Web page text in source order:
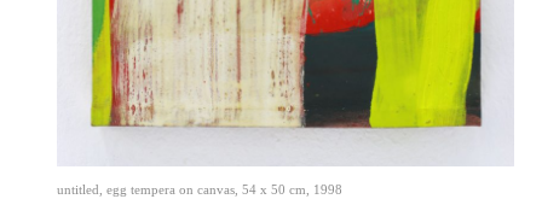
untitled, egg tempera on canvas, 54 x 50 cm, 1998